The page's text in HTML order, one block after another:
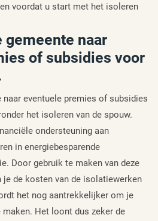
voordat u start met het isoleren
naar
of subsidies voor
eventuele premies of subsidies
het isoleren van de spouw.
ondersteuning aan
in energiebesparende
Door gebruik te maken van deze
de kosten van de isolatiewerken
het nog aantrekkelijker om je
Het loont dus zeker de